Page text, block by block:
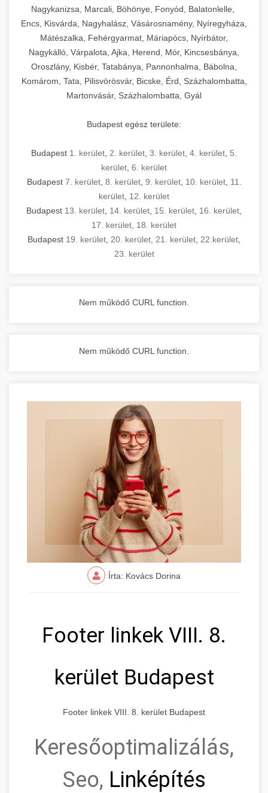
Nagykanizsa, Marcali, Böhönye, Fonyód, Balatonlelle,
Encs, Kisvárda, Nagyhalász, Vásárosnamény, Nyíregyháza,
Mátészalka, Fehérgyarmat, Máriapócs, Nyírbátor,
Nagykálló, Várpalota, Ajka, Herend, Mór, Kincsesbánya,
Oroszlány, Kisbér, Tatabánya, Pannonhalma, Bábolna,
Komárom, Tata, Pilisvörösvár, Bicske, Érd, Százhalombatta,
Martonvásár, Százhalombatta, Gyál
Budapest egész területe:
Budapest 1. kerület 2. kerület 3. kerület 4. kerület 5.
kerület 6. kerület
Budapest 7. kerület, 8. kerület, 9. kerület, 10. kerület, 11.
kerület 12. kerület
Budapest 13. kerület 14. kerület 15. kerület 16. kerület
17. kerület 18. kerület
Budapest 19. kerület 20. kerület 21. kerület 22.kerület
23. kerület
Nem működő CURL function.
Nem működő CURL function.
Írta: Kovács Dorina
Footer linkek VIII. 8.
kerület Budapest
Footer linkek VIII. 8. kerület Budapest
Keresőoptimalizálás,
Seo, Linképítés